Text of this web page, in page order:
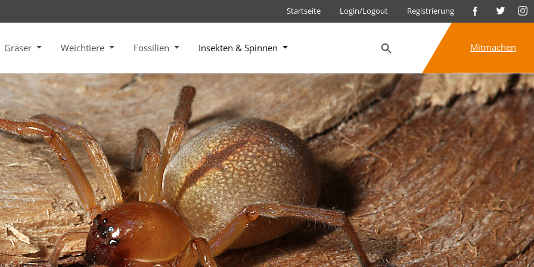
Startseite Login/Logout Registrierung
Gräser Weichtiere Fossilien Insekten & Spinnen Mitmachen